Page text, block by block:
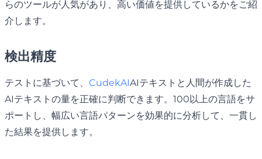
らのツールが人気があり、高い価値を提供しているかをご紹
介します。
検出精度
テストに基づいて、 CudekAIAIテキストと人間が作成した
AIテキストの量を正確に判断できます。100以上の言語をサ
ポートし、幅広い言語パターンを効果的に分析して、一貫し
た結果を提供します。